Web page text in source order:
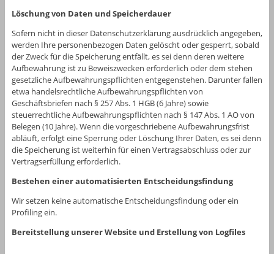
Löschung von Daten und Speicherdauer
Sofern nicht in dieser Datenschutzerklärung ausdrücklich angegeben,
werden Ihre personenbezogen Daten gelöscht oder gesperrt, sobald
der Zweck für die Speicherung entfällt, es sei denn deren weitere
Aufbewahrung ist zu Beweiszwecken erforderlich oder dem stehen
gesetzliche Aufbewahrungspflichten entgegenstehen. Darunter fallen
etwa handelsrechtliche Aufbewahrungspflichten von
Geschäftsbriefen nach § 257 Abs. 1 HGB (6 Jahre) sowie
steuerrechtliche Aufbewahrungspflichten nach § 147 Abs. 1 AO von
Belegen (10 Jahre). Wenn die vorgeschriebene Aufbewahrungsfrist
abläuft, erfolgt eine Sperrung oder Löschung Ihrer Daten, es sei denn
die Speicherung ist weiterhin für einen Vertragsabschluss oder zur
Vertragserfüllung erforderlich.
Bestehen einer automatisierten Entscheidungsfindung
Wir setzen keine automatische Entscheidungsfindung oder ein
Profiling ein.
Bereitstellung unserer Website und Erstellung von Logfiles